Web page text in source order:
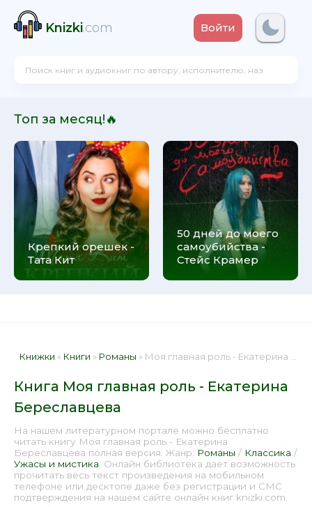
Knizki.com Войти
Топ за месяц!🔥
Крепкий орешек -
Тата Кит
50 дней до моего
самоубийства -
Стейс Крамер
Книжки » Книги » Романы » Моя главная роль - Екатерина Береславцева 📕 - Книга онлайн бесплатно
Книга Моя главная роль - Екатерина
Береславцева
На нашем литературном портале можно бесплатно
читать книгу Моя главная роль - Екатерина
Береславцева полная версия. Жанр: Романы / Классика /
Ужасы и мистика . Онлайн библиотека дает возможность
прочитать весь текст произведения на мобильном
телефоне или десктопе даже без регистрации и СМС
подтверждения на нашем сайте онлайн книг knizki.com.